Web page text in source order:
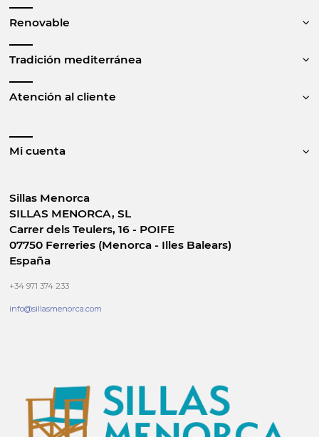
Renovable
Tradición mediterránea
Atención al cliente
Mi cuenta
Sillas Menorca
SILLAS MENORCA, SL
Carrer dels Teulers, 16 - POIFE
07750 Ferreries (Menorca - Illes Balears)
España
+34 971 374 233
info@sillasmenorca.com